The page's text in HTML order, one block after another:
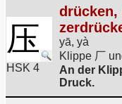
压
HSK 4
drücken,
yā, yà
Klippe 厂
An der
Druck.